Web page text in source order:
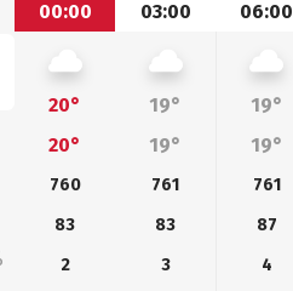
00:00
03:00 06:00
20° 19° 19°
20°
19° 19°
760 761 761
83
83 87
2
3 4